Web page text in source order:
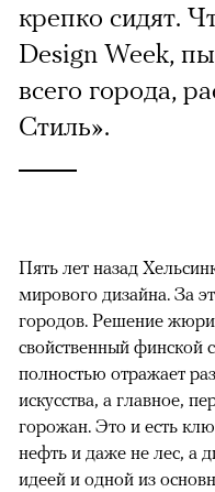
крепко сидят.
Design Week,
всего города,
Стиль».
Пять лет назад
мирового дизайна. За
городов. Решение жюри
свойственный финской
полностью отражает
искусства, а главное,
горожан. Это и есть
нефть и даже не лес, а
идеей и одной из